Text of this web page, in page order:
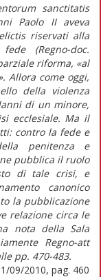
sanctitatis
Paolo II aveva
riservati alla
(Regno-doc.
riforma, «al
Allora come oggi,
della violenza
di un minore,
ecclesiale. Ma il
contro la fede e
penitenza e
pubblica il ruolo
di tale crisi, e
canonico
la pubblicazione
relazione circa le
nota della Sala
Regno-att
pp. 470-483.
09/2010, pag. 460